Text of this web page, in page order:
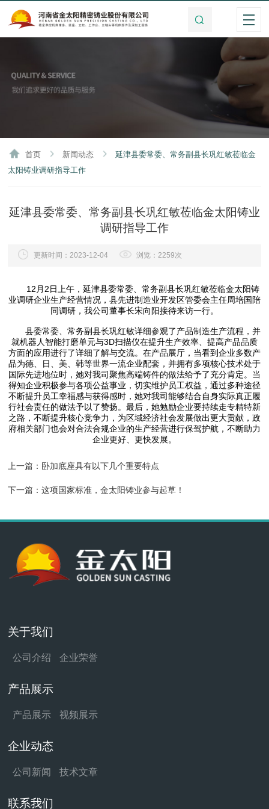
首页 新闻动态
延津县委常委、常务副县长巩红敏莅临金
太阳铸业调研指导工作
延津县委常委、常务副县长巩红敏莅临金太阳铸业
调研指导工作
更新时间：2023-12-04 浏览：2259次
12月2日上午，延津县委常委、常务副县长巩红敏莅临金太阳铸
业调研企业生产经营情况，县先进制造业开发区管委会主任周培国陪
同调研，我公司董事长宋向阳接待来访一行。
县委常委、常务副县长巩红敏详细参观了产品制造生产流程，并
就机器人智能打磨单元与3D扫描仪在提升生产效率、提高产品品质
方面的应用进行了详细了解与交流。在产品展厅，当看到企业多数产
品为德、日、美、韩等世界一流企业配套，并拥有多项核心技术处于
国际先进地位时，她对我司聚焦高端铸件的做法给予了充分肯定。当
得知企业积极参与各项公益事业，切实维护员工权益，通过多种途径
不断提升员工幸福感与获得感时，她对我司能够结合自身实际真正履
行社会责任的做法予以了赞扬。最后，她勉励企业要持续走专精特新
之路，不断提升核心竞争力，为区域经济社会发展做出更大贡献，政
府相关部门也会对合法合规企业的生产经营进行保驾护航，不断助力
企业更好、更快发展。
上一篇： 卧加底座具有以下几个重要特点
下一篇：这项国家标准，金太阳铸业参与起草！
关于我们
公司介绍 企业荣誉
产品展示
产品展示 视频展示
企业动态
公司新闻 技术文章
联系我们